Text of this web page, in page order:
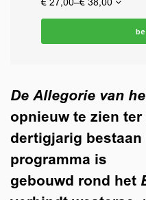
€ 27,00–€ 38,00
De Allegorie van
opnieuw te zien
dertigjarig bestaan
programma is
gebouwd rond het